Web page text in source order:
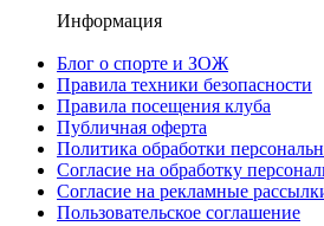
Информация
Блог о спорте и ЗОЖ
Правила техники безопасности
Правила посещения клуба
Публичная оферта
Политика обработки
Согласие на обработку
Согласие на рекламные
Пользовательское соглашение